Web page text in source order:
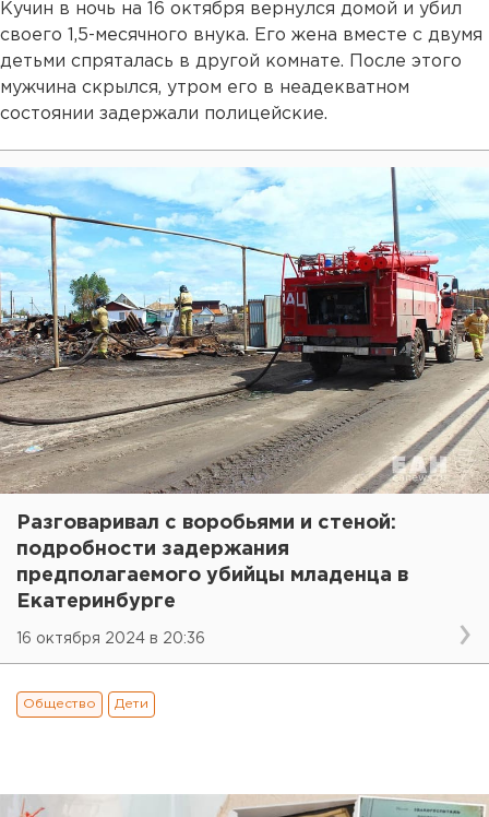
Кучин в ночь на 16 октября вернулся домой и убил
своего 1,5-месячного внука. Его жена вместе с двумя
детьми спряталась в другой комнате. После этого
мужчина скрылся, утром его в неадекватном
состоянии задержали полицейские.
Разговаривал с воробьями и стеной:
подробности задержания
предполагаемого убийцы младенца в
Екатеринбурге
16 октября 2024 в 20:36
Общество Дети